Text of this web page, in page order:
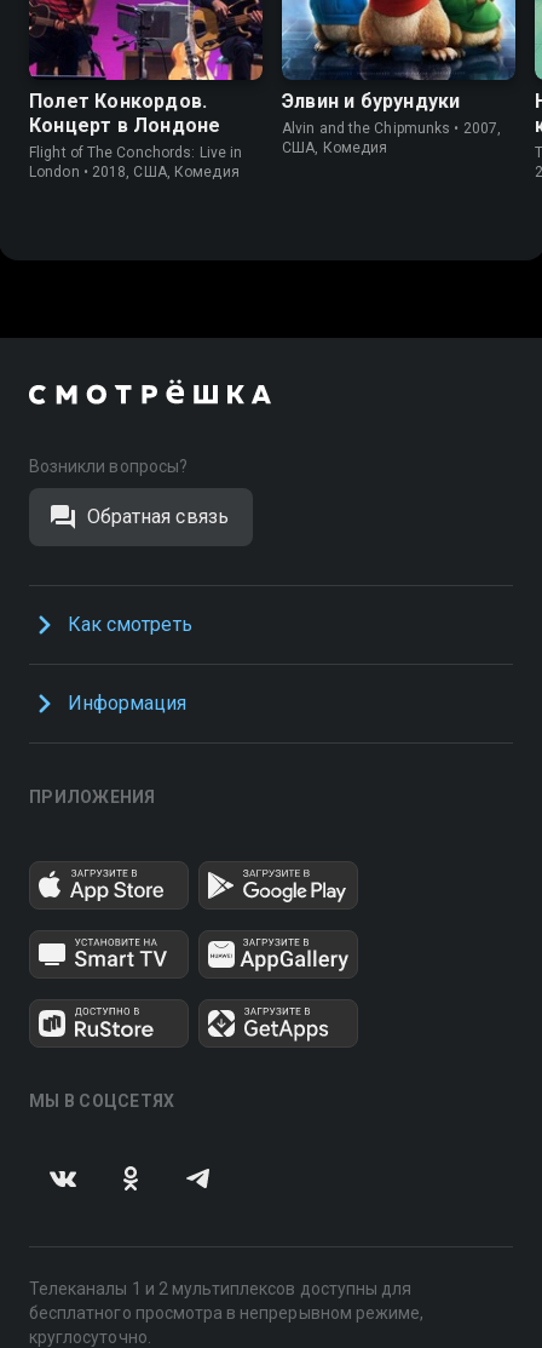
8.1 8.2
Полет Конкордов.
Концерт в Лондоне
Flight of The Conchords: Live in
London • 2018, США, Комедия
6.3 5.3
Элвин и бурундуки
Alvin and the Chipmunks • 2007,
США, Комедия
Возникли вопросы?
Обратная связь
Как смотреть
Информация
ПРИЛОЖЕНИЯ
МЫ В СОЦСЕТЯХ
Телеканалы 1 и 2 мультиплексов доступны для
бесплатного просмотра в непрерывном режиме,
круглосуточно.